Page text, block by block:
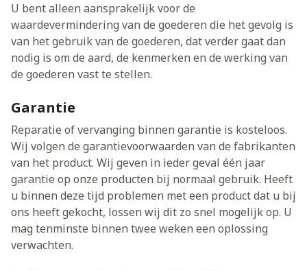
U bent alleen aansprakelijk voor de
waardevermindering van de goederen die het gevolg is
van het gebruik van de goederen, dat verder gaat dan
nodig is om de aard, de kenmerken en de werking van
de goederen vast te stellen.
Garantie
Reparatie of vervanging binnen garantie is kosteloos.
Wij volgen de garantievoorwaarden van de fabrikanten
van het product. Wij geven in ieder geval één jaar
garantie op onze producten bij normaal gebruik. Heeft
u binnen deze tijd problemen met een product dat u bij
ons heeft gekocht, lossen wij dit zo snel mogelijk op. U
mag tenminste binnen twee weken een oplossing
verwachten.